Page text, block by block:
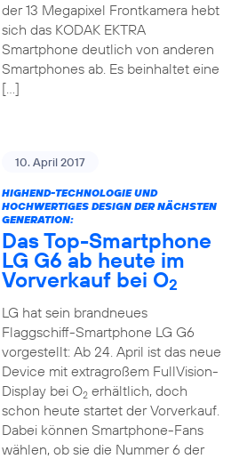
der 13 Megapixel Frontkamera hebt
sich das KODAK EKTRA
Smartphone deutlich von anderen
Smartphones ab. Es beinhaltet eine
[…]
10. April 2017
HIGHEND-TECHNOLOGIE UND
HOCHWERTIGES DESIGN DER NÄCHSTEN
GENERATION:
Das Top-Smartphone
LG G6 ab heute im
Vorverkauf bei O2
LG hat sein brandneues
Flaggschiff-Smartphone LG G6
vorgestellt: Ab 24. April ist das neue
Device mit extragroßem FullVision-
Display bei O2erhältlich, doch
schon heute startet der Vorverkauf.
Dabei können Smartphone-Fans
wählen, ob sie die Nummer 6 der